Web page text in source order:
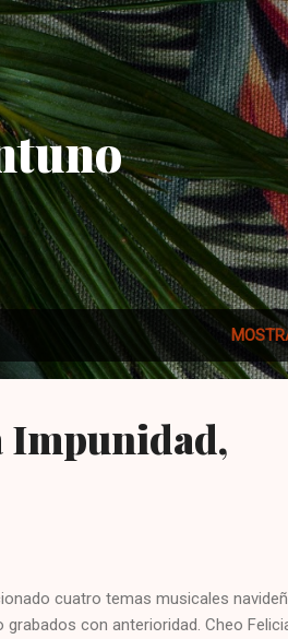
Impunidad,
cuatro temas musicales
con anterioridad. Cheo